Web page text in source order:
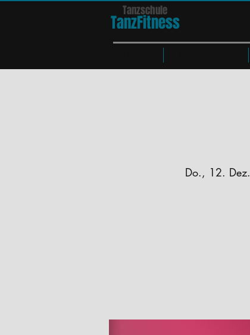
Tanzschule
TanzFitness
Do., 12. Dez.